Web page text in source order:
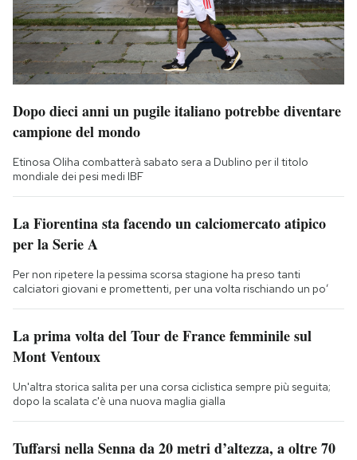
Dopo dieci anni un pugile italiano potrebbe diventare
campione del mondo
Etinosa Oliha combatterà sabato sera a Dublino per il titolo
mondiale dei pesi medi IBF
La Fiorentina sta facendo un calciomercato atipico
per la Serie A
Per non ripetere la pessima scorsa stagione ha preso tanti
calciatori giovani e promettenti, per una volta rischiando un po’
La prima volta del Tour de France femminile sul
Mont Ventoux
Un'altra storica salita per una corsa ciclistica sempre più seguita;
dopo la scalata c'è una nuova maglia gialla
Tuffarsi nella Senna da 20 metri d’altezza, a oltre 70